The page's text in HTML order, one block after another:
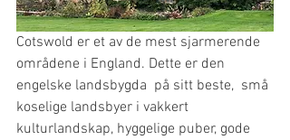
Cotswold er et av de mest sjarmerende
områdene i England. Dette er den
engelske landsbygda  på sitt beste,  små
koselige landsbyer i vakkert
kulturlandskap, hyggelige puber, gode